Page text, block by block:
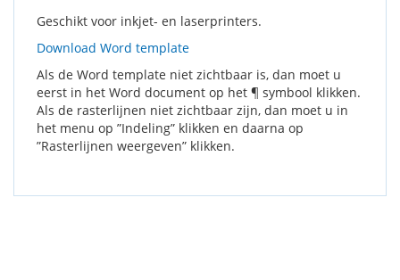
Geschikt voor inkjet- en laserprinters.
Download Word template
Als de Word template niet zichtbaar is, dan moet u
eerst in het Word document op het ¶ symbool klikken.
Als de rasterlijnen niet zichtbaar zijn, dan moet u in
het menu op ”Indeling” klikken en daarna op
”Rasterlijnen weergeven” klikken.